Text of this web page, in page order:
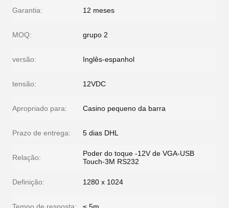
Garantia: 12 meses
MOQ: grupo 2
versão: Inglês-espanhol
tensão: 12VDC
Apropriado para: Casino pequeno da barra
Prazo de entrega: 5 dias DHL
Relação:
Poder do toque -12V de VGA-USB
Touch-3M RS232
Definição: 1280 x 1024